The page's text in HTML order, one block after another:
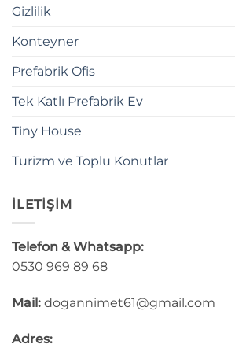
Gizlilik
Konteyner
Prefabrik Ofis
Tek Katlı Prefabrik Ev
Tiny House
Turizm ve Toplu Konutlar
İLETİŞİM
Telefon & Whatsapp:
0530 969 89 68
Mail: dogannimet61@gmail.com
Adres: